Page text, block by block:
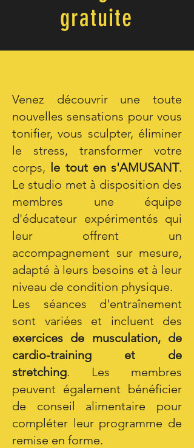
gratuite
Venez découvrir une toute
nouvelles sensations pour vous
tonifier, vous sculpter, éliminer
le stress, transformer votre
corps, le tout en s'AMUSANT.
Le studio met à disposition des
membres une équipe
d'éducateur expérimentés qui
leur offrent un
accompagnement sur mesure,
adapté à leurs besoins et à leur
niveau de condition physique.
Les séances d'entraînement
sont variées et incluent des
exercices de musculation, de
cardio-training et de
stretching. Les membres
peuvent également bénéficier
de conseil alimentaire pour
compléter leur programme de
remise en forme.